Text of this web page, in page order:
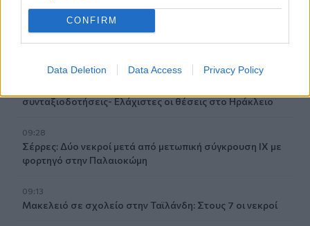
CONFIRM
Data Deletion Data Access Privacy Policy
Γουδί: Χωρίς τις αισθήσεις της ανασύρθηκε 53χρονη από
ακάλυπτο πολυκατοικίας
συνταξιοδοτήσεις- Ελάχιστες οι θέσεις στο Ηράκλειο
09:28
Σέρρες: Δύο νεκροί μετά από μετωπική σύγκρουση ΙΧ με
φορτηγό στην Παλαιοκώμη
09:13
Μακελειό σε σχολείο στην Ταϊλάνδη: Στους 7 οι νεκροί